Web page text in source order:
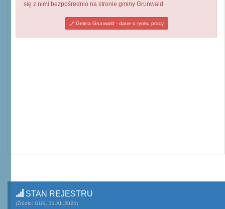
się z nimi bezpośrednio na stronie gminy Grunwald.
Gmina Grunwald - dane o rynku pracy
STAN REJESTRU
(Źródło: GUS, 31.XII.2024)